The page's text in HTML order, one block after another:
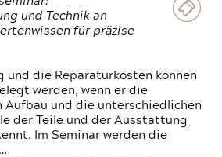
und Technik an
für präzise
und die Reparaturkosten können
werden, wenn er die
Aufbau und die unterschiedlichen
der Teile und der Ausstattung
Im Seminar werden die